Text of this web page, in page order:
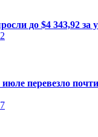
до $4 343,92 за
перевезло